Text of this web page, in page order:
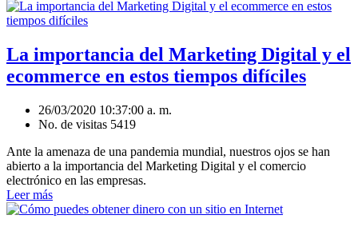
La importancia del Marketing Digital y el
ecommerce en estos tiempos difíciles
26/03/2020 10:37:00 a. m.
No. de visitas 5419
Ante la amenaza de una pandemia mundial, nuestros ojos se han
abierto a la importancia del Marketing Digital y el comercio
electrónico en las empresas.
Leer más